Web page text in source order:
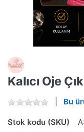
Kalıcı Oje
Bu
Stok kodu (SKU)